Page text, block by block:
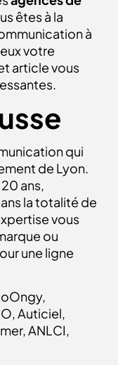
êtes à la
à
votre
article vous
qui
de Lyon.
ans,
la totalité de
vous
ou
une ligne
Auticiel,
ANLCI,